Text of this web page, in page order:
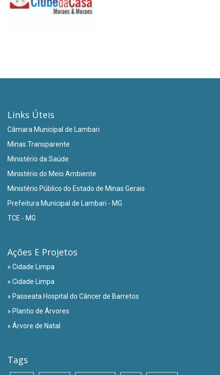
Links Úteis
Câmara Municipal de Lambari
Minas Transparente
Ministério da Saúde
Ministério do Meio Ambiente
Ministério Público do Estado de Minas Gerais
Prefeitura Municipal de Lambari - MG
TCE - MG
Ações E Projetos
» Cidade Limpa
» Cidade Limpa
» Passeata Hospital do Câncer de Barretos
» Plantio de Árvores
» Árvore de Natal
Tags